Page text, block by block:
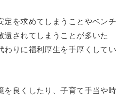
定を求めてしまうことやベンチ
遠されてしまうことが多いた
わりに福利厚生を手厚くしてい
を良くしたり、子育て手当や時